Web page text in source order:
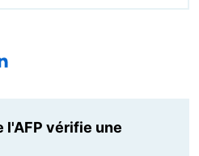
l'AFP vérifie une